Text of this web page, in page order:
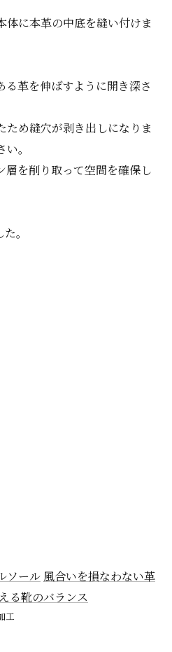
体に本革の中底を縫い付けま
る革を伸ばすように開き深さ
ため縫穴が剥き出しになりま
。
層を削り取って空間を確保し
。
ソール 風合いを損なわない革
る靴のバランス
工